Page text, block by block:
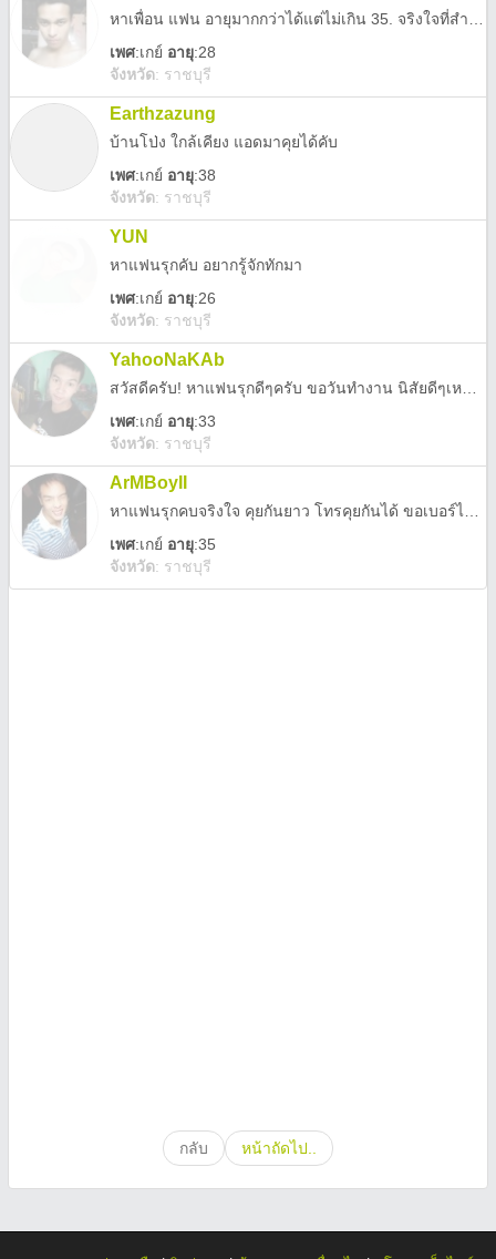
เพศ:เกย์ อายุ:28
จังหวัด: ราชบุรี
Earthzazung
บ้านโป่ง ใกล้เคียง แอดมาคุยได้คับ
เพศ:เกย์ อายุ:38
จังหวัด: ราชบุรี
YUN
หาแฟนรุกคับ อยากรู้จักทักมา
เพศ:เกย์ อายุ:26
จังหวัด: ราชบุรี
YahooNaKAb
เพศ:เกย์ อายุ:33
จังหวัด: ราชบุรี
ArMBoyII
เพศ:เกย์ อายุ:35
จังหวัด: ราชบุรี
กลับ หน้าถัดไป..